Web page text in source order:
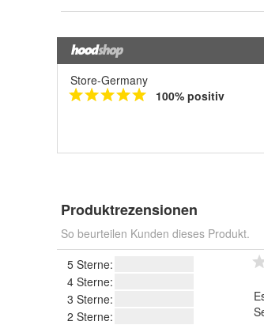
Store-Germany
100% positiv
Produktrezensionen
So beurteilen Kunden dieses Produkt.
5 Sterne:
4 Sterne:
3 Sterne:
2 Sterne: